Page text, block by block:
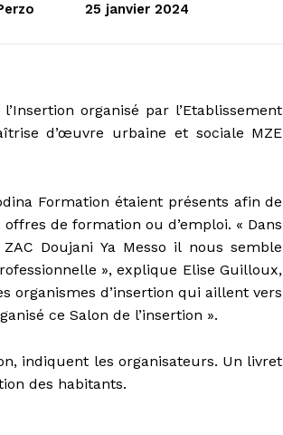
25 janvier 2024
organisé par l’Etablissement
d’œuvre urbaine et sociale MZE
Formation étaient présents afin de
de formation ou d’emploi. « Dans
Doujani Ya Messo il nous semble
», explique Elise Guilloux,
organismes d’insertion qui aillent vers
ce Salon de l’insertion ».
indiquent les organisateurs. Un livret
des habitants.